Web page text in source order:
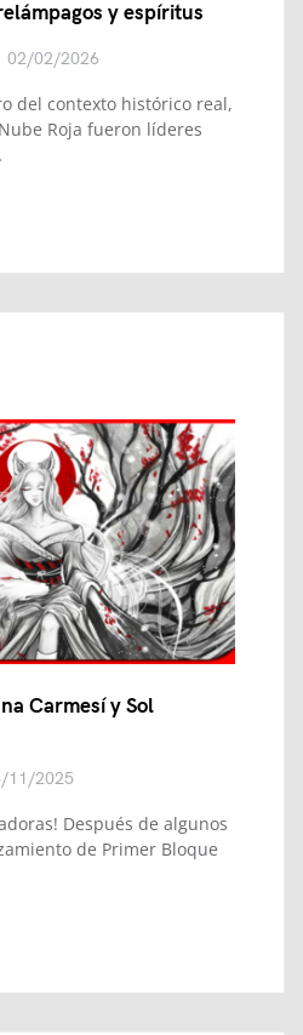
y espíritus
02/02/2026
del contexto histórico real,
Roja fueron líderes
Carmesí y Sol
11/2025
Después de algunos
de Primer Bloque